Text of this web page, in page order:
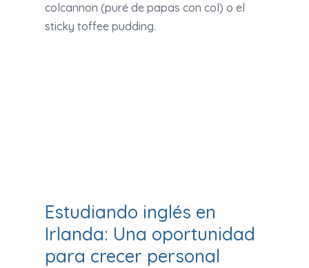
colcannon (puré de papas con col) o el
sticky toffee pudding.
Estudiando inglés en
Irlanda: Una oportunidad
para crecer personal